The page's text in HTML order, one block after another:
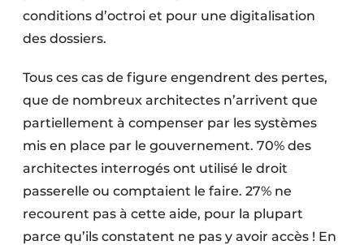
conditions d’octroi et pour une digitalisation
des dossiers.
Tous ces cas de figure engendrent des pertes,
que de nombreux architectes n’arrivent que
partiellement à compenser par les systèmes
mis en place par le gouvernement. 70% des
architectes interrogés ont utilisé le droit
passerelle ou comptaient le faire. 27% ne
recourent pas à cette aide, pour la plupart
parce qu’ils constatent ne pas y avoir accès ! En